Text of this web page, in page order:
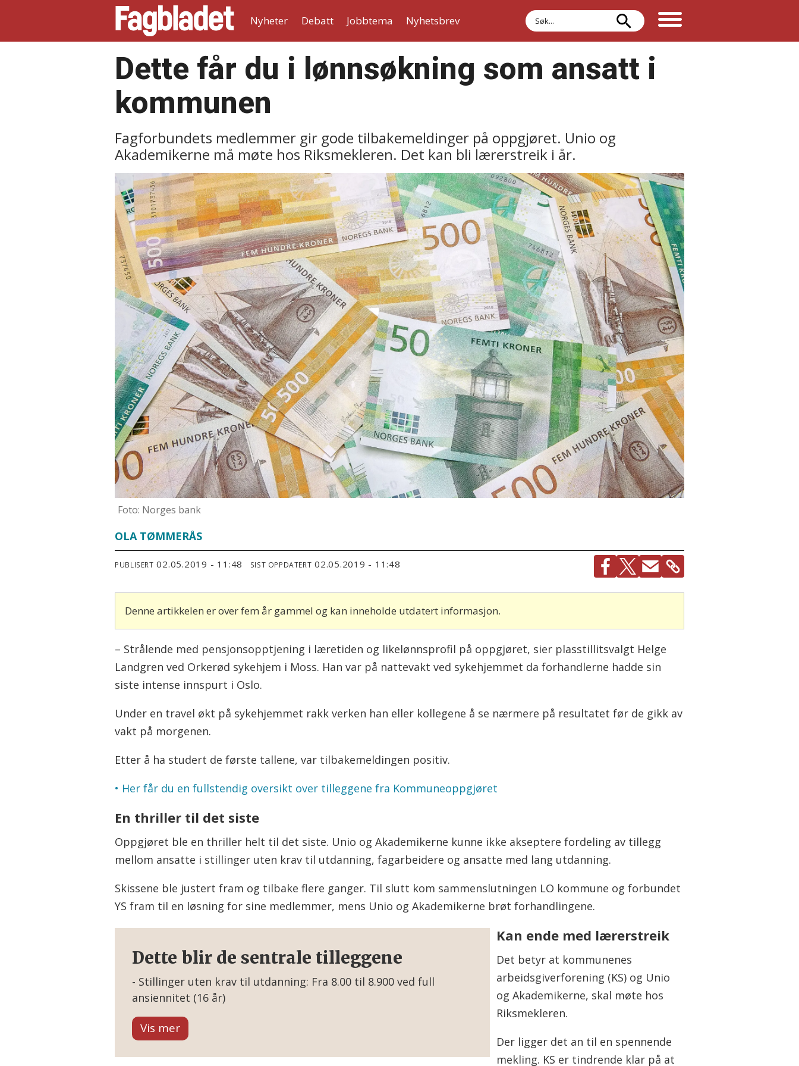
Nyheter Debatt Jobbtema Nyhetsbrev
Søk
Dette får du i lønnsøkning som ansatt i
kommunen
Fagforbundets medlemmer gir gode tilbakemeldinger på oppgjøret. Unio og
Akademikerne må møte hos Riksmekleren. Det kan bli lærerstreik i år.
Foto: Norges bank
OLA TØMMERÅS
PUBLISERT 02.05.2019 - 11:48 SIST OPPDATERT 02.05.2019 - 11:48
Denne artikkelen er over fem år gammel og kan inneholde utdatert informasjon.
– Strålende med pensjonsopptjening i læretiden og likelønnsprofil på oppgjøret, sier plasstillitsvalgt Helge
Landgren ved Orkerød sykehjem i Moss. Han var på nattevakt ved sykehjemmet da forhandlerne hadde sin
siste intense innspurt i Oslo.
Under en travel økt på sykehjemmet rakk verken han eller kollegene å se nærmere på resultatet før de gikk av
vakt på morgenen.
Etter å ha studert de første tallene, var tilbakemeldingen positiv.
• Her får du en fullstendig oversikt over tilleggene fra Kommuneoppgjøret
En thriller til det siste
Oppgjøret ble en thriller helt til det siste. Unio og Akademikerne kunne ikke akseptere fordeling av tillegg
mellom ansatte i stillinger uten krav til utdanning, fagarbeidere og ansatte med lang utdanning.
Skissene ble justert fram og tilbake flere ganger. Til slutt kom sammenslutningen LO kommune og forbundet
YS fram til en løsning for sine medlemmer, mens Unio og Akademikerne brøt forhandlingene.
Dette blir de sentrale tilleggene
- Stillinger uten krav til utdanning: Fra 8.00 til 8.900 ved full
ansiennitet (16 år)
- Fagarbeidere: 12.000 kroner.
Kan ende med lærerstreik
Det betyr at kommunenes
arbeidsgiverforening (KS) og Unio
og Akademikerne, skal møte hos
Riksmekleren.
Der ligger det an til en spennende
mekling. KS er tindrende klar på at